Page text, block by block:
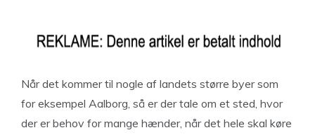
Når det kommer til nogle af landets større byer som
for eksempel Aalborg, så er der tale om et sted, hvor
der er behov for mange hænder, når det hele skal køre